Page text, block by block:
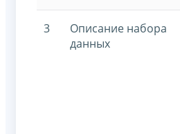
3
Описание набора
данных